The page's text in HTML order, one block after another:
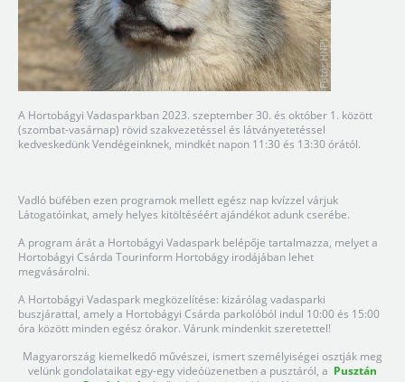
A Hortobágyi Vadasparkban 2023. szeptember 30. és október 1. között
(szombat-vasárnap) rövid szakvezetéssel és látványetetéssel
kedveskedünk Vendégeinknek, mindkét napon 11:30 és 13:30 órától.
Vadló büfében ezen programok mellett egész nap kvízzel várjuk
Látogatóinkat, amely helyes kitöltéséért ajándékot adunk cserébe.
A program árát a Hortobágyi Vadaspark belépője tartalmazza, melyet a
Hortobágyi Csárda Tourinform Hortobágy irodájában lehet
megvásárolni.
A Hortobágyi Vadaspark megközelítése: kizárólag vadasparki
buszjárattal, amely a Hortobágyi Csárda parkolóból indul 10:00 és 15:00
óra között minden egész órakor. Várunk mindenkit szeretettel!
Magyarország kiemelkedő művészei, ismert személyiségei osztják meg
velünk gondolataikat egy-egy videóüzenetben a pusztáról, a Pusztán